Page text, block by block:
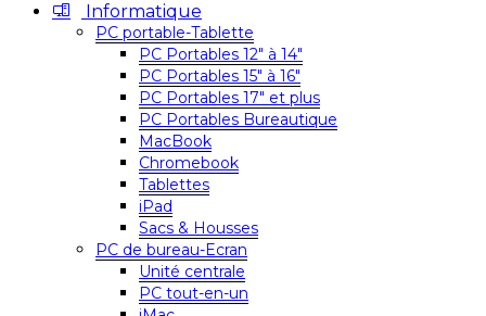
Informatique
PC portable-Tablette
PC Portables 12″ à 14″
PC Portables 15″ à 16″
PC Portables 17″ et plus
PC Portables Bureautique
MacBook
Chromebook
Tablettes
iPad
Sacs & Housses
PC de bureau-Ecran
Unité centrale
PC tout-en-un